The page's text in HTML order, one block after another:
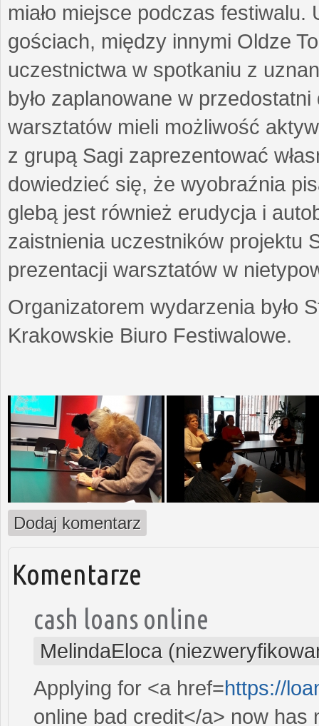
miało miejsce podczas
gościach, między innymi Oldze
uczestnictwa w spotkaniu z
było zaplanowane w
warsztatów mieli możliwość
z grupą Sagi zaprezentować
dowiedzieć się, że wyobraźnia
glebą jest również erudycja i
zaistnienia uczestników projektu
prezentacji warsztatów w
Organizatorem wydarzenia było
Krakowskie Biuro Festiwalowe.
Dodaj komentarz
Komentarze
cash loans online
MelindaEloca
Applying for <a href=https://
online bad credit</a> now